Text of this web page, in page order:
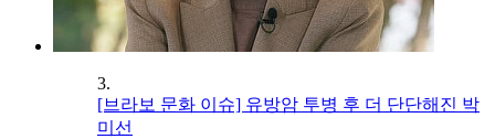
3.
[브라보 문화 이슈] 유방암 투병 후 더 단단해진 박
미선